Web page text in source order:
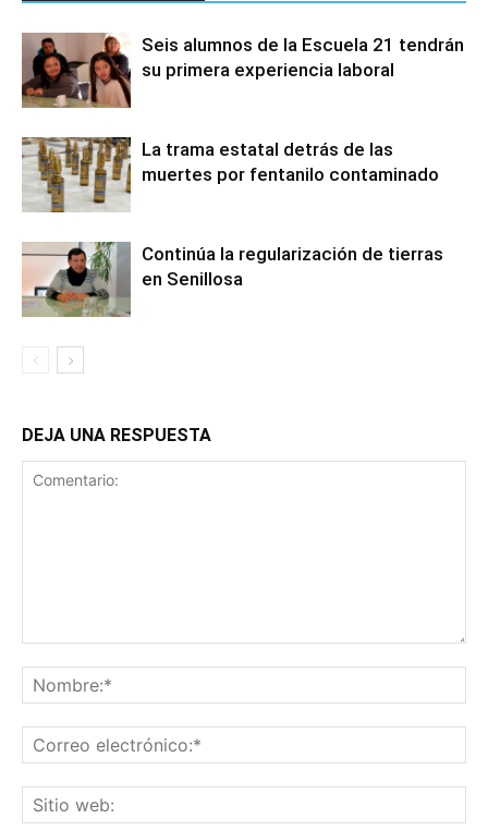
Seis alumnos de la Escuela 21 tendrán
su primera experiencia laboral
La trama estatal detrás de las
muertes por fentanilo contaminado
Continúa la regularización de tierras
en Senillosa
DEJA UNA RESPUESTA